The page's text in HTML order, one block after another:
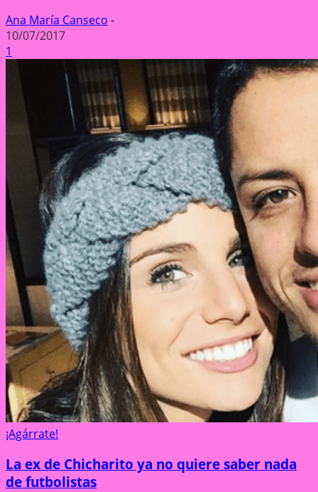
Ana María Canseco -
10/07/2017
1
¡Agárrate!
La ex de Chicharito ya no quiere saber nada
de futbolistas